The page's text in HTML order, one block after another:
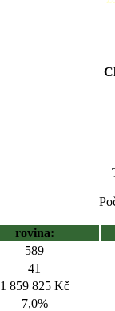
rovina:
589
41
1 859 825 Kč
7,0%